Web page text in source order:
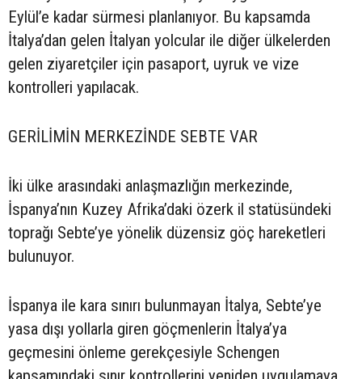
Eylül’e kadar sürmesi planlanıyor. Bu kapsamda
İtalya’dan gelen İtalyan yolcular ile diğer ülkelerden
gelen ziyaretçiler için pasaport, uyruk ve vize
kontrolleri yapılacak.
GERİLİMİN MERKEZİNDE SEBTE VAR
İki ülke arasındaki anlaşmazlığın merkezinde,
İspanya’nın Kuzey Afrika’daki özerk il statüsündeki
toprağı Sebte’ye yönelik düzensiz göç hareketleri
bulunuyor.
İspanya ile kara sınırı bulunmayan İtalya, Sebte’ye
yasa dışı yollarla giren göçmenlerin İtalya’ya
geçmesini önleme gerekçesiyle Schengen